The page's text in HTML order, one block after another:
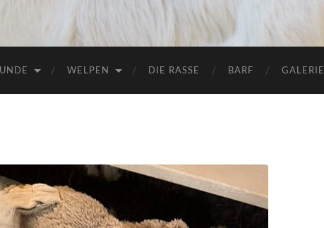
WELPEN DIE RASSE BARF GALERIE